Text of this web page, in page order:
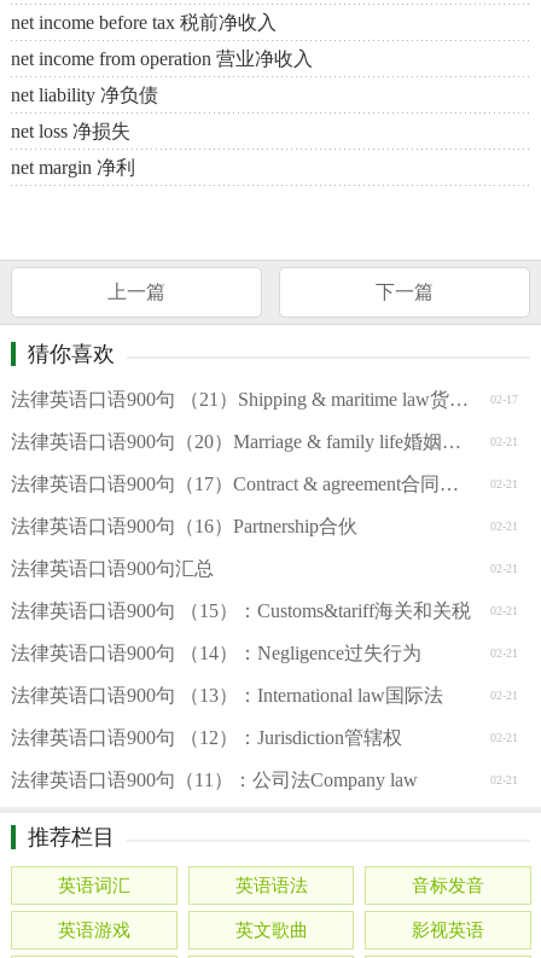
net income before tax 税前净收入
net income from operation 营业净收入
net liability 净负债
net loss 净损失
net margin 净利
上一篇 下一篇
猜你喜欢
02-17
法律英语口语900句 （21）Shipping & maritime law货运和海商法
02-21
法律英语口语900句（20）Marriage & family life婚姻和家庭
02-21
法律英语口语900句（17）Contract & agreement合同和协议
02-21
法律英语口语900句（16）Partnership合伙
02-21
法律英语口语900句汇总
02-21
法律英语口语900句 （15）：Customs&tariff海关和关税
02-21
法律英语口语900句 （14）：Negligence过失行为
02-21
法律英语口语900句 （13）：International law国际法
02-21
法律英语口语900句 （12）：Jurisdiction管辖权
02-21
法律英语口语900句（11）：公司法Company law
推荐栏目
英语词汇 英语语法 音标发音
英语游戏 英文歌曲 影视英语